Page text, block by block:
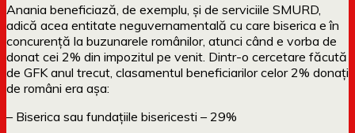
Anania beneficiază, de exemplu, și de serviciile SMURD,
adică acea entitate neguvernamentală cu care biserica e în
concurență la buzunarele românilor, atunci când e vorba de
donat cei 2% din impozitul pe venit. Dintr-o cercetare făcută
de GFK anul trecut, clasamentul beneficiarilor celor 2% donați
de români era așa:
– Biserica sau fundațiile bisericesti – 29%